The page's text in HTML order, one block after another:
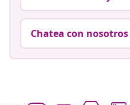
Chatea con nosotros